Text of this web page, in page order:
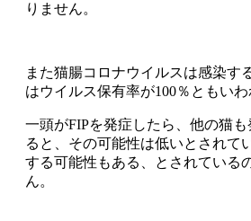
りません。
また猫腸コロナウイルスは感染す
はウイルス保有率が100％ともいわ
一頭がFIPを発症したら、他の猫
ると、その可能性は低いとされて
する可能性もある、とされている
ん。